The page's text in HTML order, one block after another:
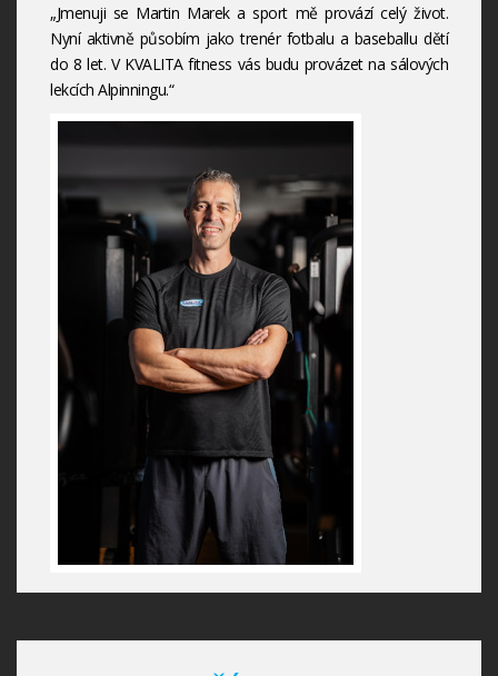
„Jmenuji se Martin Marek a sport mě provází celý život.
Nyní aktivně působím jako trenér fotbalu a baseballu dětí
do 8 let. V KVALITA fitness vás budu provázet na sálových
lekcích Alpinningu.“